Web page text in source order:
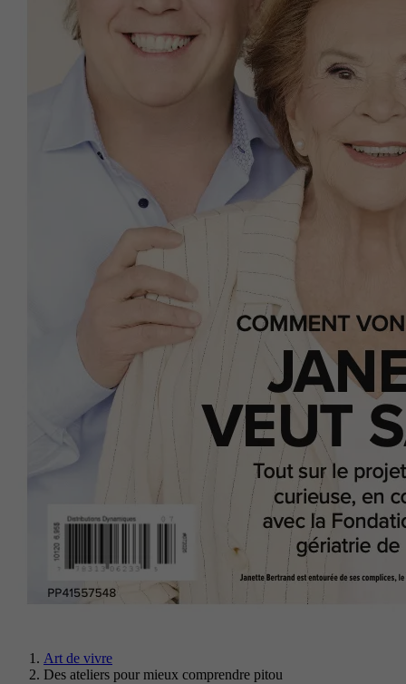
Art de vivre
Des ateliers pour mieux comprendre pitou